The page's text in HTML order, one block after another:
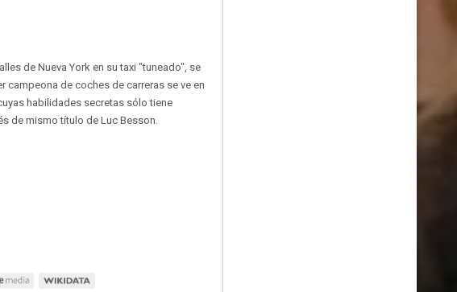
de Nueva York en su taxi "tuneado", se
campeona de coches de carreras se ve en
habilidades secretas sólo tiene
de mismo título de Luc Besson.